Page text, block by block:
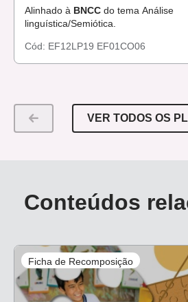
Alinhado à BNCC do tema Análise
linguística/Semiótica.
Cód: EF12LP19 EF01CO06
VER TODOS OS
Conteúdos
Ficha de Recomposição